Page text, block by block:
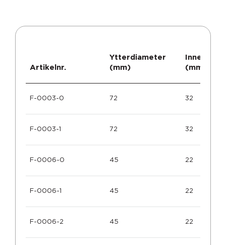
Artikelnr.
Ytterdiameter
(mm)
(mm)
F-0003-0 72 32
F-0003-1 72 32
F-0006-0 45 22
F-0006-1 45 22
F-0006-2 45 22